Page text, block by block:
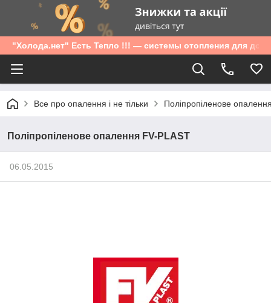
"Холода.нет" Есть Тепло !!! — системы отопления для дома
Все про опалення і не тільки Поліпропіленове
Поліпропіленове опалення FV-PLAST
06.05.2015